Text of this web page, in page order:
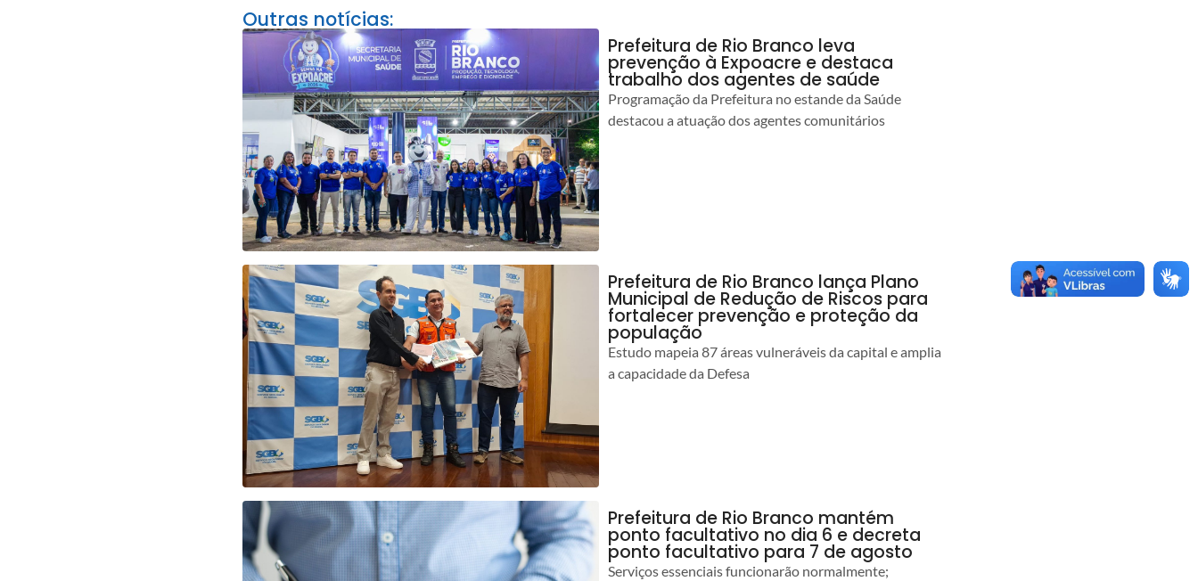
Outras notícias:
Prefeitura de Rio Branco leva
prevenção à Expoacre e destaca
trabalho dos agentes de saúde
Programação da Prefeitura no estande da Saúde
destacou a atuação dos agentes comunitários
Prefeitura de Rio Branco lança Plano
Municipal de Redução de Riscos para
fortalecer prevenção e proteção da
população
Estudo mapeia 87 áreas vulneráveis da capital e amplia
a capacidade da Defesa
Prefeitura de Rio Branco mantém
ponto facultativo no dia 6 e decreta
ponto facultativo para 7 de agosto
Serviços essenciais funcionarão normalmente;